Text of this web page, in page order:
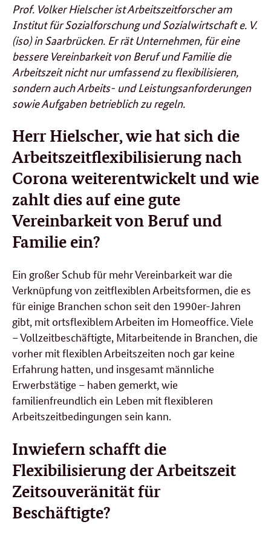
Prof. Volker Hielscher ist Arbeitszeitforscher am
Institut für Sozialforschung und Sozialwirtschaft e. V.
(iso) in Saarbrücken. Er rät Unternehmen, für eine
bessere Vereinbarkeit von Beruf und Familie die
Arbeitszeit nicht nur umfassend zu flexibilisieren,
sondern auch Arbeits- und Leistungsanforderungen
sowie Aufgaben betrieblich zu regeln.
Herr Hielscher, wie hat sich die
Arbeitszeitflexibilisierung nach
Corona weiterentwickelt und wie
zahlt dies auf eine gute
Vereinbarkeit von Beruf und
Familie ein?
Ein großer Schub für mehr Vereinbarkeit war die
Verknüpfung von zeitflexiblen Arbeitsformen, die es
für einige Branchen schon seit den 1990er-Jahren
gibt, mit ortsflexiblem Arbeiten im Homeoffice. Viele
– Vollzeitbeschäftigte, Mitarbeitende in Branchen, die
vorher mit flexiblen Arbeitszeiten noch gar keine
Erfahrung hatten, und insgesamt männliche
Erwerbstätige – haben gemerkt, wie
familienfreundlich ein Leben mit flexibleren
Arbeitszeitbedingungen sein kann.
Inwiefern schafft die
Flexibilisierung der Arbeitszeit
Zeitsouveränität für
Beschäftigte?